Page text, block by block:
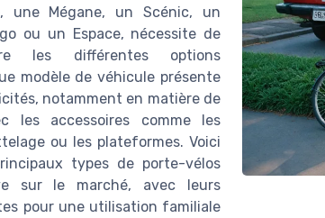
une Mégane, un Scénic, un
ou un Espace, nécessite de
les différentes options
modèle de véhicule présente
notamment en matière de
les accessoires comme les
ou les plateformes. Voici
types de porte-vélos
sur le marché, avec leurs
pour une utilisation familiale